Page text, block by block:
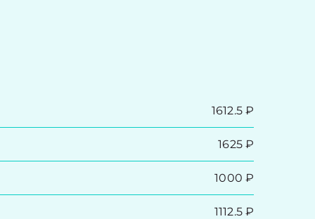
1612.5 ₽
1625 ₽
1000 ₽
1112.5 ₽